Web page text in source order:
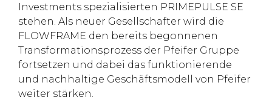
Investments spezialisierten PRIMEPULSE SE
stehen. Als neuer Gesellschafter wird die
FLOWFRAME den bereits begonnenen
Transformationsprozess der Pfeifer Gruppe
fortsetzen und dabei das funktionierende
und nachhaltige Geschäftsmodell von Pfeifer
weiter stärken.